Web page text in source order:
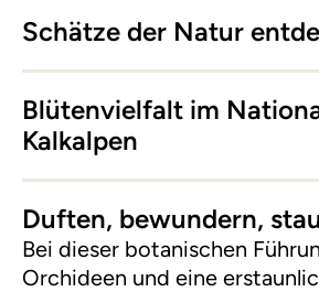
Schätze der Natur
Blütenvielfalt im
Kalkalpen
Duften, bewundern,
Bei dieser botanischen
Orchideen und eine